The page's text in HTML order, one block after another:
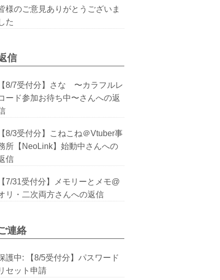
様のご意見ありがとうございま
た
信
【8/7受付分】さな 〜カラフルレ
ード参加お待ち中〜さんへの返
【8/3受付分】こねこね＠Vtuber事
所【NeoLink】始動中さんへの
信
【7/31受付分】メモリーとメモ@
リ・二次両方さんへの返信
連絡
護中: 【8/5受付分】パスワード
セット申請